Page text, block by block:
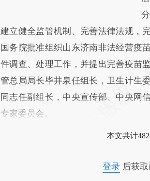
建立健全监管机制、完善法律法规，
国务院批准组织山东济南非法经营疫
件调查、处理工作，并提出完善疫苗
管总局局长毕井泉任组长，卫生计生
同志任副组长，中央宣传部、中央网
专家委员会。
本文共计
登录后获取